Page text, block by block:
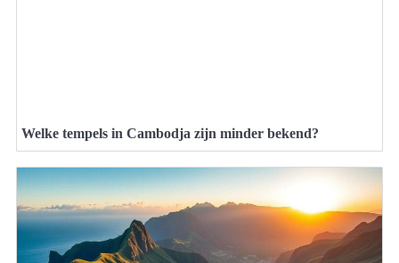
Welke tempels in Cambodja zijn minder bekend?